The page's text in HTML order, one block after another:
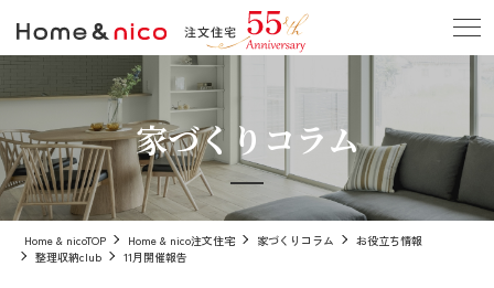
家づくりコラム
Home & nicoTOP Home & nico注文住宅 家づくりコラム
お役立ち情報
整理収納club
11月開催報告